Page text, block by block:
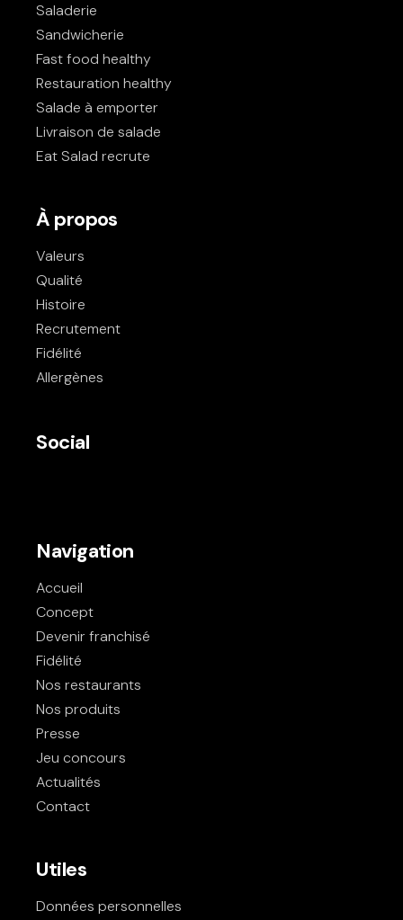
Saladerie
Sandwicherie
Fast food healthy
Restauration healthy
Salade à emporter
Livraison de salade
Eat Salad recrute
À propos
Valeurs
Qualité
Histoire
Recrutement
Fidélité
Allergènes
Social
Navigation
Accueil
Concept
Devenir franchisé
Fidélité
Nos restaurants
Nos produits
Presse
Jeu concours
Actualités
Contact
Utiles
Données personnelles